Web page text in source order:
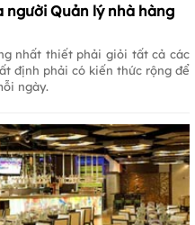
người Quản lý nhà hàng
nhất thiết phải giỏi tất cả các
định phải có kiến thức rộng để
ngày.